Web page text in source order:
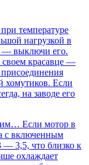
температуре
нагрузкой в
— выключи его.
своем красавце —
хомутиков. Если
на заводе его
Если мотор в
с включенным
— 3,5, что близко к
охлаждает